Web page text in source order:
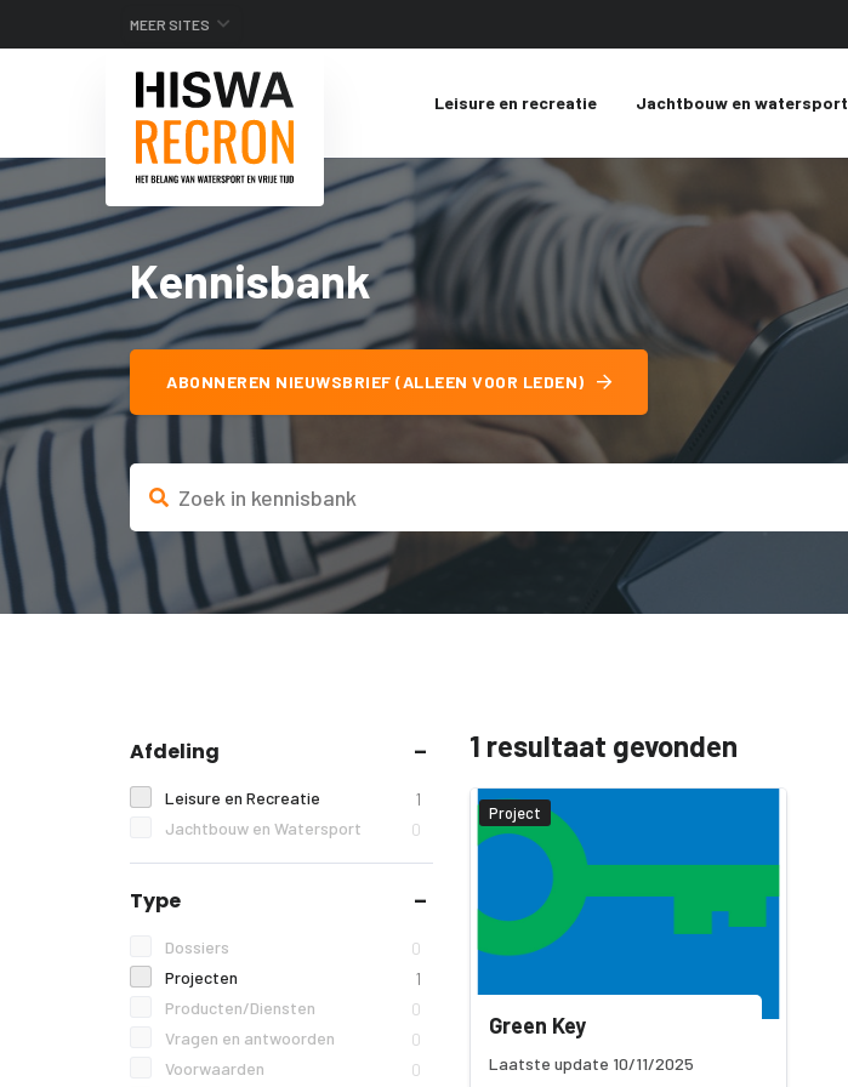
MEER SITES
Leisure en recreatie Jachtbouw en watersport
Kennisbank
ABONNEREN NIEUWSBRIEF (ALLEEN VOOR LEDEN)
Afdeling
Leisure en Recreatie 1
Jachtbouw en Watersport 0
Type
Dossiers 0
Projecten 1
Producten/Diensten 0
Vragen en antwoorden 0
Voorwaarden 0
1 resultaat gevonden
Project
Green Key
Laatste update 10/11/2025